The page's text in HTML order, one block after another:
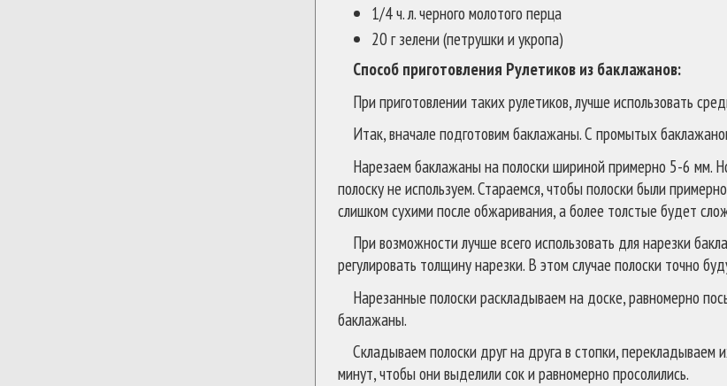
1/4 ч. л. черного молотого перца
20 г зелени (петрушки и укропа)
Способ приготовления Рулетиков из баклажанов:
При приготовлении таких рулетиков, лучше использовать
Итак, вначале подготовим баклажаны. С промытых
Нарезаем баклажаны на полоски шириной примерно 5-6
полоску не используем. Стараемся, чтобы полоски были
слишком сухими после обжаривания, а более толстые будет
При возможности лучше всего использовать для нарезки
регулировать толщину нарезки. В этом случае полоски точно
Нарезанные полоски раскладываем на доске, равномерно
баклажаны.
Складываем полоски друг на друга в стопки,
минут, чтобы они выделили сок и равномерно просолились.